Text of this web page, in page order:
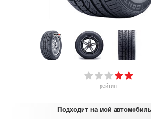
рейтинг
Подходит на мой